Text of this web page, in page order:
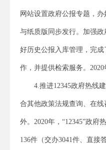
网站设置政府公报专题，
与纸质版同步发行。加强
好历史公报入库管理，完
作，并提供检索服务。2020
4.推进12345政府热线
合其他政策法规查询、在
外。2020年，“12345”政府
136件（交办3041件、直接